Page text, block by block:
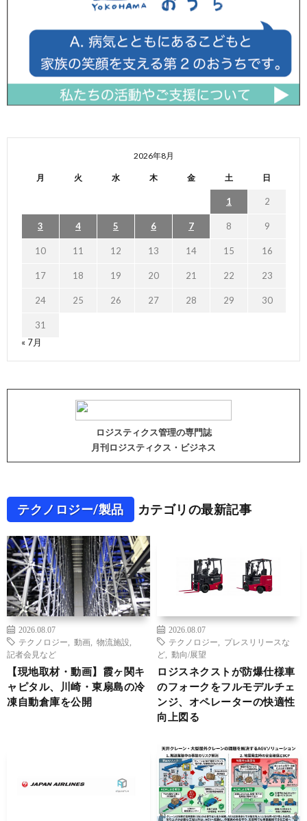
2026年8月
月 火 水 木 金 土 日
1 2
3 4 5 6 7 8 9
10 11 12 13 14 15 16
17 18 19 20 21 22 23
24 25 26 27 28 29 30
31
« 7月
ロジスティクス管理の専門誌
月刊ロジスティクス・ビジネス
テクノロジー/製品 カテゴリの最新記事
2026.08.07
テクノロジー
動画 物流施設
記者会見など
【現地取材・動画】霞ヶ関キ
ャピタル、川崎・東扇島の冷
凍自動倉庫を公開
2026.08.07
テクノロジー
プレスリリースな
ど
動向/展望
ロジスネクストが防爆仕様車
のフォークをフルモデルチェ
ンジ、オペレーターの快適性
向上図る